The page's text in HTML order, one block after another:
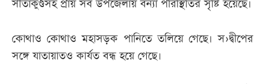
সীতাকুণ্ডসহ প্রায় সব উপজেলায় বন্যা পরিস্থিতির সৃষ্টি হয়েছে।
কোথাও কোথাও মহাসড়ক পানিতে তলিয়ে গেছে। স›দ্বীপের
সঙ্গে যাতায়াতও কার্যত বন্ধ হয়ে গেছে।